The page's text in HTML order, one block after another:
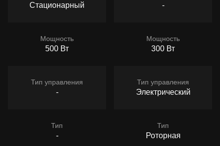
Стационарный
Мощность
500 Вт
Тип управления
-
Тип
-
-
Мощность
300 Вт
Тип управления
Электрический
Тип
Роторная